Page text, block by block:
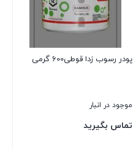
پودر رسوب زدا قوطی600 گرمی
موجود در انبار
تماس بگیرید